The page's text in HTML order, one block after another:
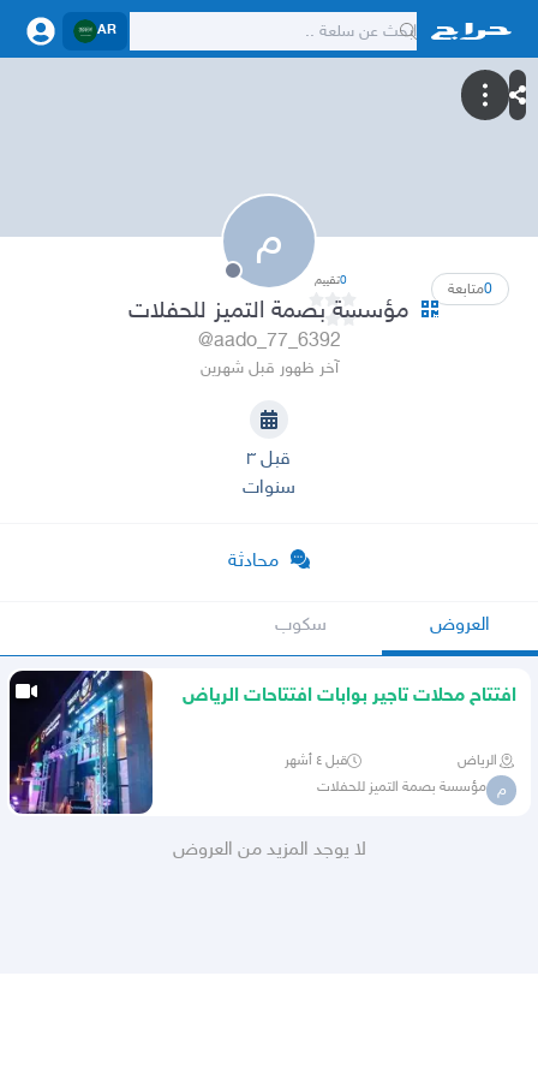
AR
م
0متابعة 0تقييم
مؤسسة بصمة التميز للحفلات
@aado_77_6392
آخر ظهور قبل شهرين
قبل ٣
سنوات
محادثة
العروض سكوب
افتتاح محلات تاجير بوابات افتتاحات الرياض
الرياض قبل ٤ أشهر
م مؤسسة بصمة التميز للحفلات
لا يوجد المزيد من العروض